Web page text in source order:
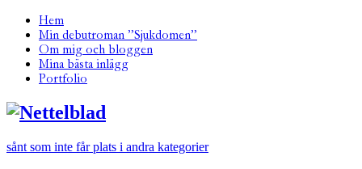
Hem
Min debutroman ”Sjukdomen”
Om mig och bloggen
Mina bästa inlägg
Portfolio
sånt som inte får plats i andra kategorier